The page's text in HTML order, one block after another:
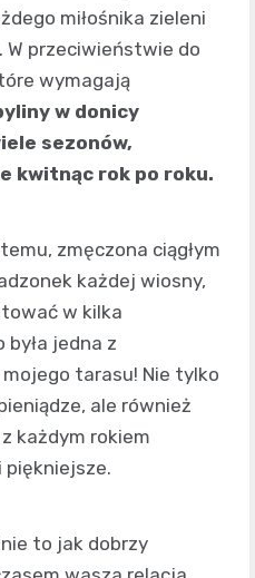
miłośnika zieleni
W przeciwieństwie do
wymagają
w donicy
sezonów,
kwitnąc rok po roku.
zmęczona ciągłym
każdej wiosny,
w kilka
jedna z
tarasu! Nie tylko
ale również
każdym rokiem
piękniejsze.
to jak dobrzy